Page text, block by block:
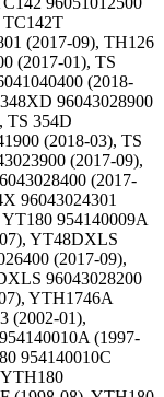
TC142T
(2017-09), TH126
(2017-01), TS
(2018-
96043028900
TS 354D
(2018-03), TS
(2017-09),
(2017-
96043024301
954140009A
YT48DXLS
(2017-09),
96043028200
YTH1746A
(2002-01),
(1997-
954140010C